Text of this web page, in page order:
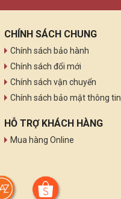
CHÍNH SÁCH CHUNG
Chính sách bảo hành
Chính sách đổi mới
Chính sách vận chuyển
Chính sách bảo mật thông tin
HỖ TRỢ KHÁCH HÀNG
Mua hàng Online